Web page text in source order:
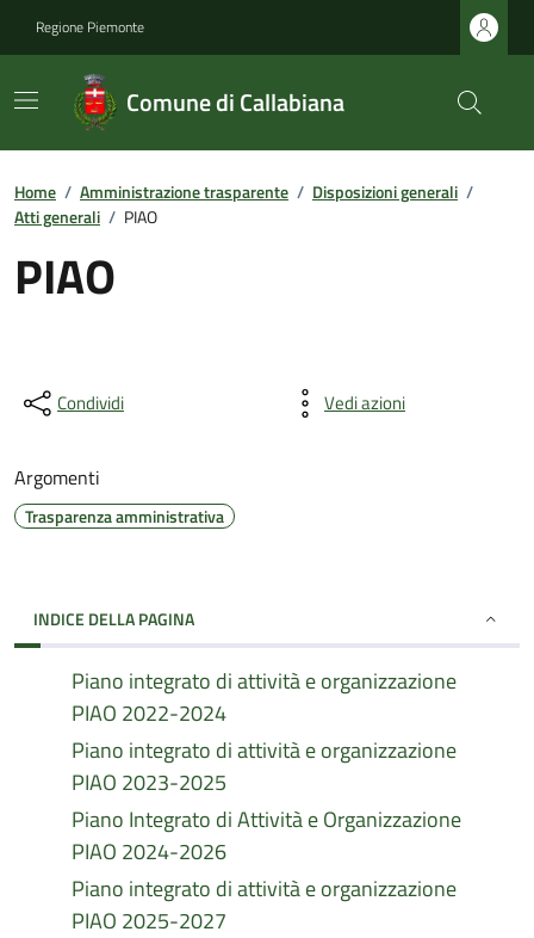
Regione Piemonte
Comune di Callabiana
Home / Amministrazione trasparente / Disposizioni generali /
Atti generali / PIAO
PIAO
Condividi Vedi azioni
Argomenti
Trasparenza amministrativa
INDICE DELLA PAGINA
Piano integrato di attività e organizzazione
PIAO 2022-2024
Piano integrato di attività e organizzazione
PIAO 2023-2025
Piano Integrato di Attività e Organizzazione
PIAO 2024-2026
Piano integrato di attività e organizzazione
PIAO 2025-2027